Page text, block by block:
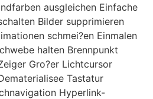
ausgleichen Einfache
Bilder supprimieren
schmei?en Einmalen
halten Brennpunkt
Gro?er Lichtcursor
Tastatur
Hyperlink-